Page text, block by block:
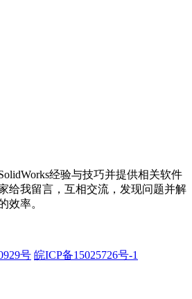
经验与技巧并提供相关软件
给我留言，互相交流，发现问题并解
效率。
号 皖ICP备15025726号-1